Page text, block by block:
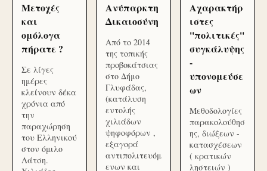
Μετοχές
και
ομόλογα
πήρατε ?
Σε λίγες
ημέρες
κλείνουν δέκα
χρόνια από
την
παραχώρηση
του Ελληνικού
στον όμιλο
Λάτση.
Ανύπαρκτη
Δικαιοσύνη
Από το 2014
της τοπικής
προβοκάτσιας
στο Δήμο
Γλυφάδας,
(κατάλυση
εντολής
χιλιάδων
ψηφοφόρων ,
εξαγορά
αντιπολιτευόμ
ενων και
Αχαρακτήρ
ιστες
''πολιτικές''
συγκάλυψης
-
υπονομεύσε
ων
Μεθοδολογίες
παρακολούθησ
ης, διώξεων -
κατασχέσεων
( κρατικών
ληστειών )